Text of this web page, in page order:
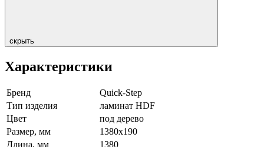
скрыть
Характеристики
Бренд
Quick-Step
Тип изделия
ламинат HDF
Цвет
под дерево
Размер, мм
1380х190
Длина, мм
1380